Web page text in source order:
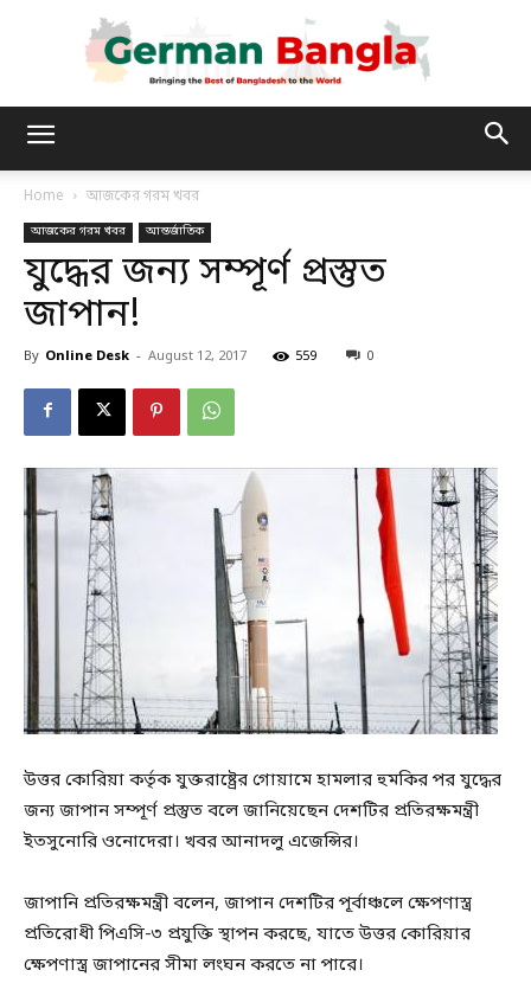
Bangla
Home আজকের গরম খবর
আজকের গরম খবর আন্তর্জাতিক
যুদ্ধের জন্য সম্পূর্ণ প্রস্তুত
জাপান!
By Online Desk - August 12, 2017 559 0
উত্তর কোরিয়া কর্তৃক যুক্তরাষ্ট্রের গোয়ামে হামলার হুমকির পর যুদ্ধের
জন্য জাপান সম্পূর্ণ প্রস্তুত বলে জানিয়েছেন দেশটির প্রতিরক্ষমন্ত্রী
ইতসুনোরি ওনোদেরা। খবর আনাদলু এজেন্সির।
জাপানি প্রতিরক্ষমন্ত্রী বলেন, জাপান দেশটির পূর্বাঞ্চলে ক্ষেপণাস্ত্র
প্রতিরোধী পিএসি-৩ প্রযুক্তি স্থাপন করছে, যাতে উত্তর কোরিয়ার
ক্ষেপণাস্ত্র জাপানের সীমা লংঘন করতে না পারে।